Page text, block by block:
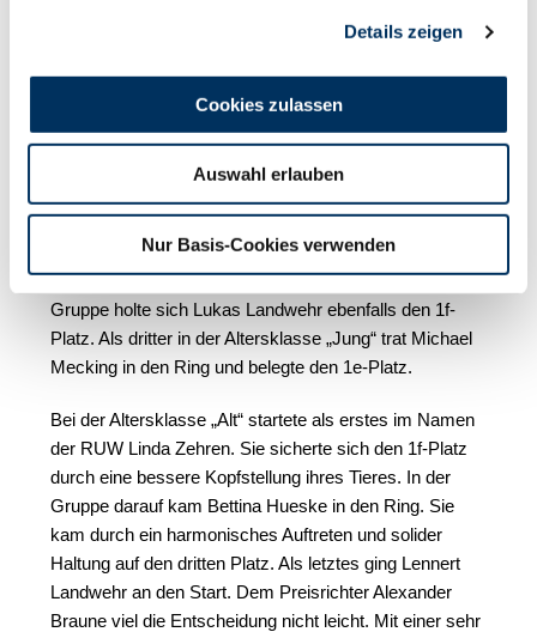
Details zeigen
Cookies zulassen
Auswahl erlauben
Nur Basis-Cookies verwenden
Nach einem gemütlichen Abendessen, zu dem der VdJ
alle Teilnehmer eingeladen hatte, ging es am nächsten
Morgen mit dem Bundes-Vorführwettbewerb weiter.
Benning an den Start und sicherte sich mit einem guten
harmonischen Auftreten den 1f-Platz. In der zweiten
Gruppe holte sich Lukas Landwehr ebenfalls den 1f-
Platz. Als dritter in der Altersklasse „Jung“ trat Michael
Mecking in den Ring und belegte den 1e-Platz.
Bei der Altersklasse „Alt“ startete als erstes im Namen
der RUW Linda Zehren. Sie sicherte sich den 1f-Platz
durch eine bessere Kopfstellung ihres Tieres. In der
Gruppe darauf kam Bettina Hueske in den Ring. Sie
kam durch ein harmonisches Auftreten und solider
Haltung auf den dritten Platz. Als letztes ging Lennert
Landwehr an den Start. Dem Preisrichter Alexander
Braune viel die Entscheidung nicht leicht. Mit einer sehr